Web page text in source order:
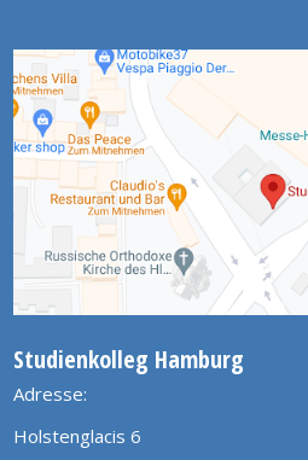
Studienkolleg Hamburg
Adresse:
Holstenglacis 6